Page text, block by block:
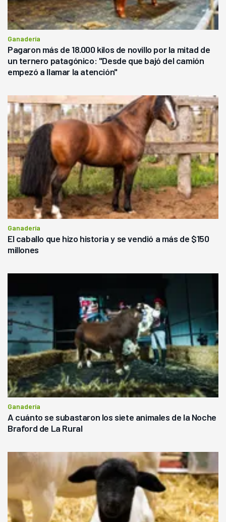
Ganadería
Pagaron más de 18.000 kilos de novillo por la mitad de
un ternero patagónico: "Desde que bajó del camión
empezó a llamar la atención"
Ganadería
El caballo que hizo historia y se vendió a más de $150
millones
Ganadería
A cuánto se subastaron los siete animales de la Noche
Braford de La Rural